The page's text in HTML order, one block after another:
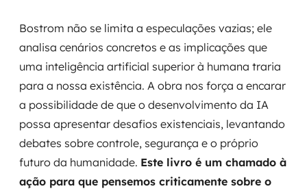
Bostrom não se limita a especulações vazias; ele
analisa cenários concretos e as implicações que
uma inteligência artificial superior à humana traria
para a nossa existência. A obra nos força a encarar
a possibilidade de que o desenvolvimento da IA
possa apresentar desafios existenciais, levantando
debates sobre controle, segurança e o próprio
futuro da humanidade. Este livro é um chamado à
ação para que pensemos criticamente sobre o